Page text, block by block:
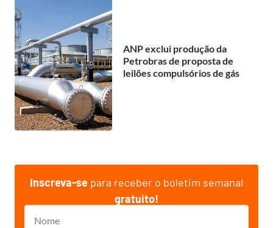
ANP exclui produção da
Petrobras de proposta de
leilões compulsórios de gás
Inscreva-se para receber o boletim semanal
gratuito!